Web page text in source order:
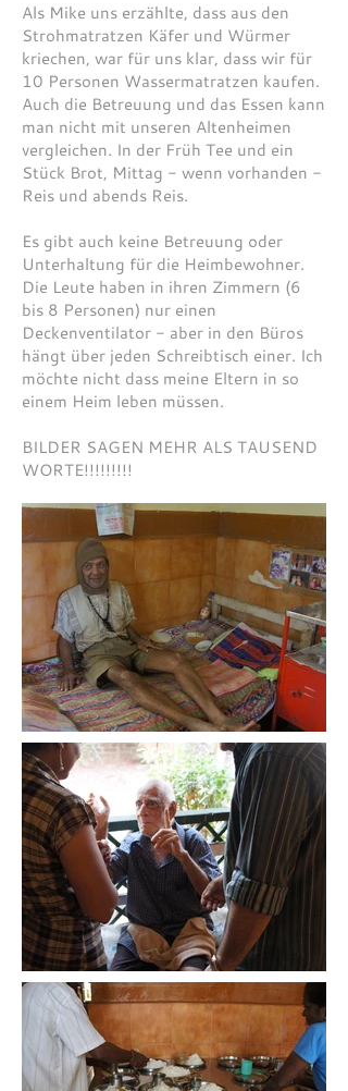
Als Mike uns erzählte, dass aus den
Strohmatratzen Käfer und Würmer
kriechen, war für uns klar, dass wir für
10 Personen Wassermatratzen kaufen.
Auch die Betreuung und das Essen kann
man nicht mit unseren Altenheimen
vergleichen. In der Früh Tee und ein
Stück Brot, Mittag - wenn vorhanden -
Reis und abends Reis.
Es gibt auch keine Betreuung oder
Unterhaltung für die Heimbewohner.
Die Leute haben in ihren Zimmern (6
bis 8 Personen) nur einen
Deckenventilator - aber in den Büros
hängt über jeden Schreibtisch einer. Ich
möchte nicht dass meine Eltern in so
einem Heim leben müssen.
BILDER SAGEN MEHR ALS TAUSEND
WORTE!!!!!!!!!